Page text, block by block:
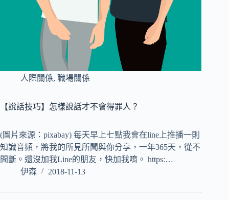
人際關係, 職場關係
【說話技巧】怎樣說話才不會得罪人？
(圖片來源：pixabay) 每天早上七點我會在line上推播一則
知識音頻，將我的所見所聞與你分享，一年365天，從不
間斷。還沒加我Line的朋友，快加我唷。 https:…
伊森
2018-11-13